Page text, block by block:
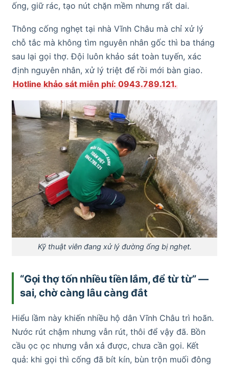
ống, giữ rác, tạo nút chặn mềm nhưng rất dai.
Thông cống nghẹt tại nhà Vĩnh Châu mà chỉ xử lý
chỗ tắc mà không tìm nguyên nhân gốc thì ba tháng
sau lại gọi thợ. Đội luôn khảo sát toàn tuyến, xác
định nguyên nhân, xử lý triệt để rồi mới bàn giao.
Hotline khảo sát miễn phí: 0943.789.121.
Kỹ thuật viên đang xử lý đường ống bị nghẹt.
“Gọi thợ tốn nhiều tiền lắm, để từ từ” —
sai, chờ càng lâu càng đắt
Hiểu lầm này khiến nhiều hộ dân Vĩnh Châu trì hoãn.
Nước rút chậm nhưng vẫn rút, thôi để vậy đã. Bồn
cầu ọc ọc nhưng vẫn xả được, chưa cần gọi. Kết
quả: khi gọi thì cống đã bít kín, bùn trộn muối đông